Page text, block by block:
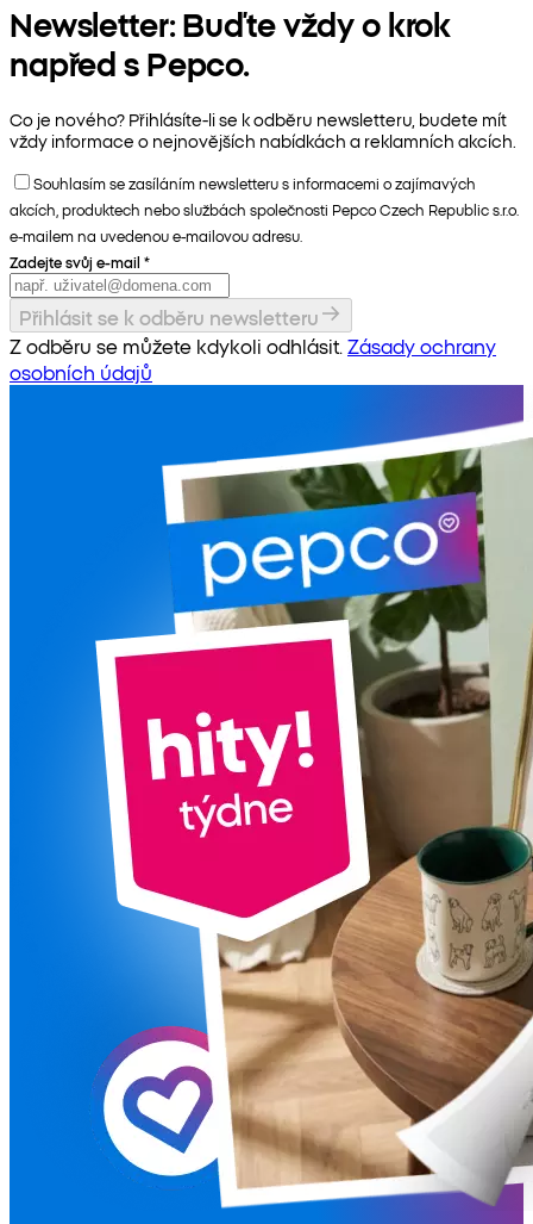
Newsletter: Buďte vždy o krok
napřed s Pepco.
Co je nového? Přihlásíte-li se k odběru newsletteru, budete mít
vždy informace o nejnovějších nabídkách a reklamních akcích.
Souhlasím se zasíláním newsletteru s informacemi o zajímavých
akcích, produktech nebo službách společnosti Pepco Czech Republic s.r.o.
e-mailem na uvedenou e-mailovou adresu.
Zadejte svůj e-mail *
Přihlásit se k odběru newsletteru
Z odběru se můžete kdykoli odhlásit. Zásady ochrany
osobních údajů